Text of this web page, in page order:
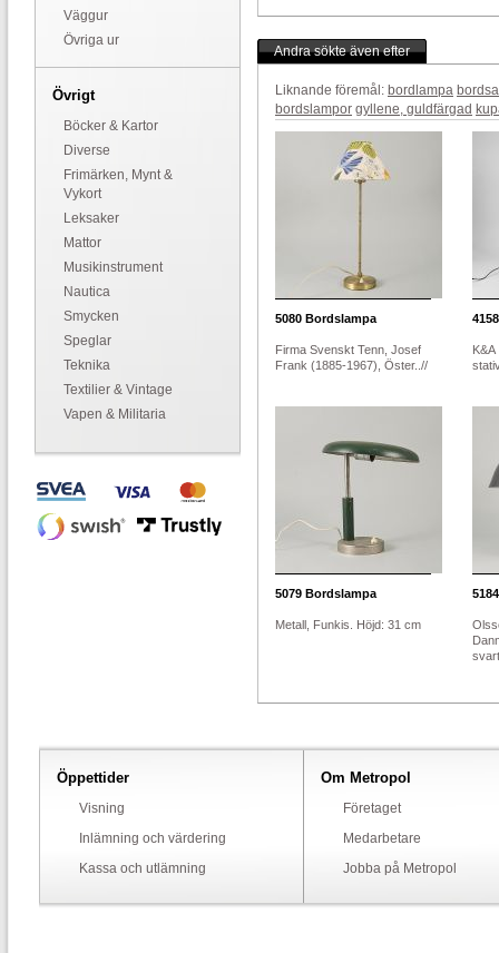
Väggur
Övriga ur
Övrigt
Böcker & Kartor
Diverse
Frimärken, Mynt &
Vykort
Leksaker
Mattor
Musikinstrument
Nautica
Smycken
Speglar
Teknika
Textilier & Vintage
Vapen & Militaria
Andra sökte även efter
Liknande föremål: bordlampa
bordslampor gyllene, guldfärgad
5080 Bordslampa
Firma Svenskt Tenn, Josef
Frank (1885-1967), Öster..//
4158
K&A
5079 Bordslampa
Metall, Funkis. Höjd: 31 cm
5184
Öppettider
Visning
Inlämning och värdering
Kassa och utlämning
Om Metropol
Företaget
Medarbetare
Jobba på Metropol